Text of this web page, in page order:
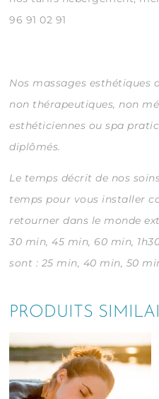
96 91 02 91
Nos massages esthétiques
non thérapeutiques, non
esthéticiennes ou spa
diplômés.
Le temps décrit de nos
temps pour vous installer
retourner dans le monde
30 min, 45 min, 60 min,
sont : 25 min, 40 min, 50
PRODUITS